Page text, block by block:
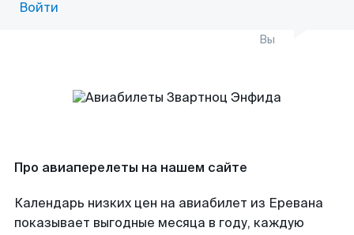
Войти
Вы
Про авиаперелеты на нашем сайте
Календарь низких цен на авиабилет из Еревана
показывает выгодные месяца в году, каждую